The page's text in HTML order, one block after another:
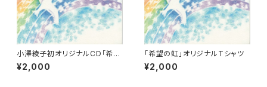
小澤綾子初オリジナルCD「希望
の虹」
¥2,000
「希望の虹」オリジナルTシャツ
¥2,000